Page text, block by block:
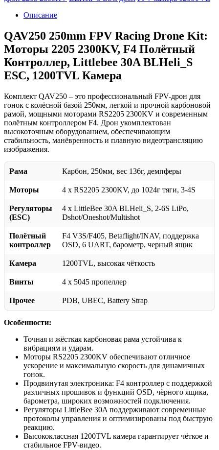
Описание
QAV250 250mm FPV Racing Drone Kit:
Моторы 2205 2300KV, F4 Полётный
Контроллер, Littlebee 30A BLHeli_S
ESC, 1200TVL Камера
Комплект QAV250 – это профессиональный FPV-дрон для
гонок с колёсной базой 250мм, легкой и прочной карбоновой
рамой, мощными моторами RS2205 2300KV и современным
полётным контроллером F4. Дрон укомплектован
высокоточным оборудованием, обеспечивающим
стабильность, манёвренность и плавную видеотрансляцию
изображения.
Рама Карбон, 250мм, вес 136г, демпферы
Моторы 4 x RS2205 2300KV, до 1024г тяги, 3-4S
Регуляторы
(ESC)
4 x LittleBee 30A BLHeli_S, 2-6S LiPo,
Dshot/Oneshot/Multishot
Полётный
контроллер
F4 V3S/F405, Betaflight/INAV, поддержка
OSD, 6 UART, барометр, черный ящик
Камера 1200TVL, высокая чёткость
Винты 4 x 5045 пропеллер
Прочее PDB, UBEC, Battery Strap
Особенности:
Точная и жёсткая карбоновая рама устойчива к
вибрациям и ударам.
Моторы RS2205 2300KV обеспечивают отличное
ускорение и максимальную скорость для динамичных
гонок.
Продвинутая электроника: F4 контроллер с поддержкой
различных прошивок и функций OSD, чёрного ящика,
барометра, широких возможностей подключения.
Регуляторы LittleBee 30A поддерживают современные
протоколы управления и оптимизированы под быструю
реакцию.
Высококлассная 1200TVL камера гарантирует чёткое и
стабильное FPV-видео.